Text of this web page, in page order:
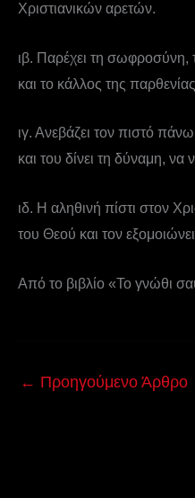
Χριστιανικών αρετών.
ιβ. Παρέχει τη σωφροσύνη,
και το κάλλος της
ιγ. Ανεβάζει τον πιστό
και του δίνει τη δύναμη, να
ιδ. Η αληθινή πίστι στον
του Θεού και τον
Από το βιβλίο «Το γνώθι
← Προηγούμενο Άρθρο